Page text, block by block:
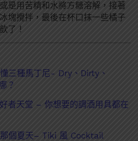
是用苦精和水將方糖溶解，接著
塊攪拌，最後在杯口抹一些橘子
了！
三種馬丁尼- Dry、Dirty、
？
者天堂 – 你想要的調酒用具都在
個夏天– Tiki 風 Cocktail